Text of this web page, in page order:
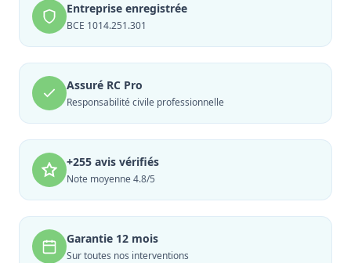
Entreprise enregistrée
BCE 1014.251.301
Assuré RC Pro
Responsabilité civile professionnelle
+255 avis vérifiés
Note moyenne 4.8/5
Garantie 12 mois
Sur toutes nos interventions